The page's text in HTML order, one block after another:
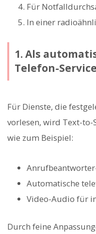
Für
In einer
1. Als
Telefon-
Für Dienste, die
vorlesen, wird Text-to-
wie zum Beispiel:
Automatische
Video-Audio für
Durch feine